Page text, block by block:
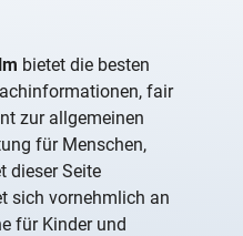
bietet die besten
fair
zur allgemeinen
für Menschen,
dieser Seite
sich vornehmlich an
für Kinder und